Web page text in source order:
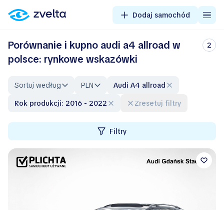
Dodaj samochód
Porównanie i kupno audi a4 allroad w
polsce: rynkowe wskazówki
2
Sortuj według PLN
Audi A4 allroad
Rok produkcji: 2016 - 2022
Zresetuj filtry
Filtry